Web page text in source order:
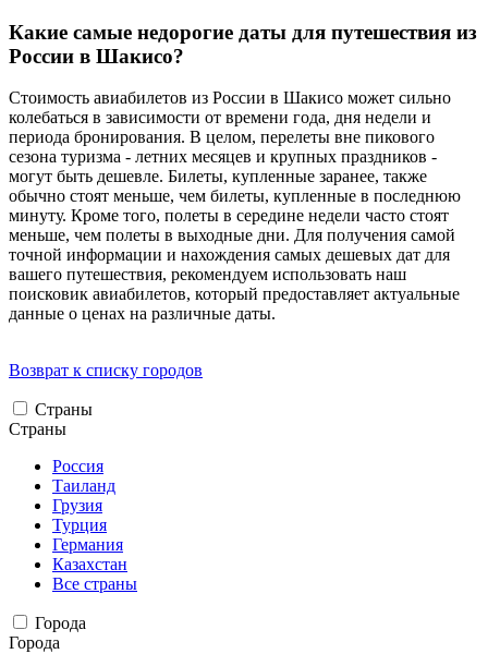
Какие самые недорогие даты для путешествия из
России в Шакисо?
Стоимость авиабилетов из России в Шакисо может сильно
колебаться в зависимости от времени года, дня недели и
периода бронирования. В целом, перелеты вне пикового
сезона туризма - летних месяцев и крупных праздников -
могут быть дешевле. Билеты, купленные заранее, также
обычно стоят меньше, чем билеты, купленные в последнюю
минуту. Кроме того, полеты в середине недели часто стоят
меньше, чем полеты в выходные дни. Для получения самой
точной информации и нахождения самых дешевых дат для
вашего путешествия, рекомендуем использовать наш
поисковик авиабилетов, который предоставляет актуальные
данные о ценах на различные даты.
Возврат к списку городов
Страны
Страны
Россия
Таиланд
Грузия
Турция
Германия
Казахстан
Все страны
Города
Города